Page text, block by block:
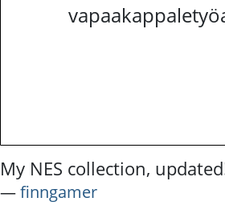
My NES collection,
―finngamer